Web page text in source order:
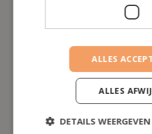
Ik kan niet genoeg goede dingen
Finance. Toen ik mijn zaak net
onzeker over de financiële
bedrijf op de juiste manier kon
kwam ik in contact House of
gamechanger!
Jonas
Consultant
ALLES
ALLES
DETAILS WEERGEVEN